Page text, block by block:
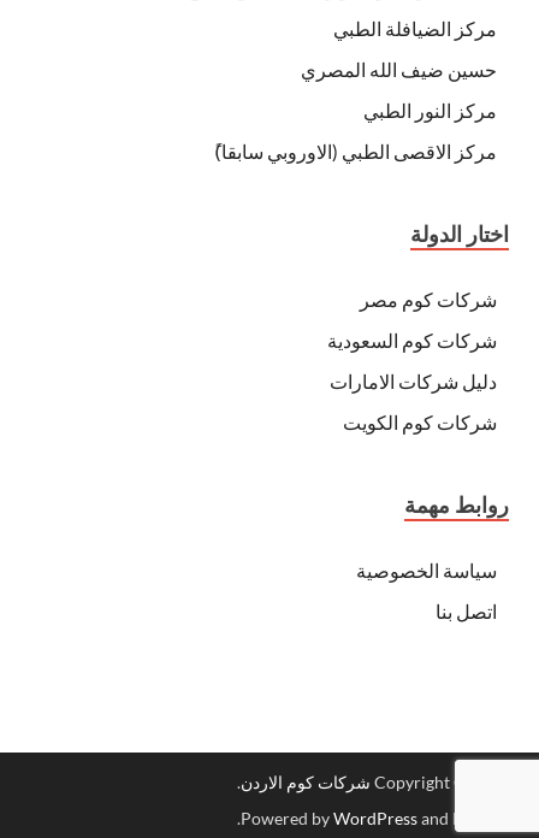
مركز الضيافلة الطبي
حسين ضيف الله المصري
مركز النور الطبي
مركز الاقصى الطبي (الاوروبي سابقا)ً
اختار الدولة
شركات كوم مصر
شركات كوم السعودية
دليل شركات الامارات
شركات كوم الكويت
روابط مهمة
سياسة الخصوصية
اتصل بنا
Copyright © 2026 شركات كوم الاردن.
Powered byWordPressand HitMag
.